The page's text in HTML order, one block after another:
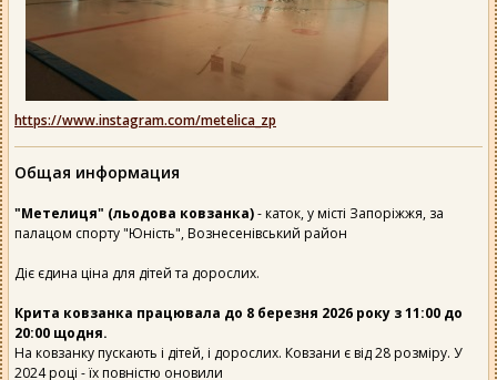
https://www.instagram.com/metelica_zp
Общая информация
"Метелиця" (льодова ковзанка)- каток, у місті Запоріжжя, за
палацом спорту "Юність", Вознесенівський район
Діє єдина ціна для дітей та дорослих.
Крита ковзанка працювала до 8 березня 2026 року з 11:00 до
20:00 щодня.
На ковзанку пускають і дітей, і дорослих. Ковзани є від 28 розміру. У
2024 році - їх повністю оновили